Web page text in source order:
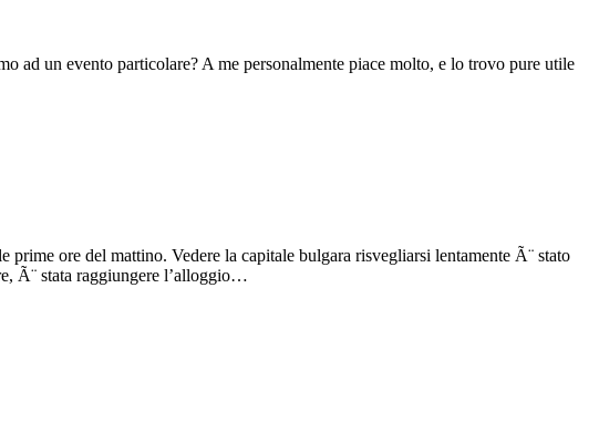
ad un evento particolare? A me personalmente piace molto, e lo trovo pure utile
ore del mattino. Vedere la capitale bulgara risvegliarsi lentamente Ã¨ stato
Ã¨ stata raggiungere l’alloggio…